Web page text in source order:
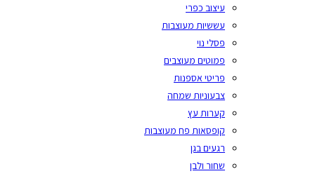
עיצוב כפרי
עששיות מעוצבות
פסלי נוי
פמוטים מעוצבים
פריטי אספנות
צבעוניות שמחה
קערות עץ
קופסאות פח מעוצבות
רגעים בגן
שחור ולבן